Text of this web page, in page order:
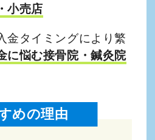
小売店
金タイミングにより繁
に悩む接骨院・鍼灸院
めの理由